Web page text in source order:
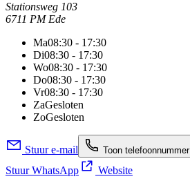
Stationsweg 103
6711 PM Ede
Ma08:30 - 17:30
Di08:30 - 17:30
Wo08:30 - 17:30
Do08:30 - 17:30
Vr08:30 - 17:30
ZaGesloten
ZoGesloten
Stuur e-mail Toon telefoonnummer
Stuur WhatsApp
Website